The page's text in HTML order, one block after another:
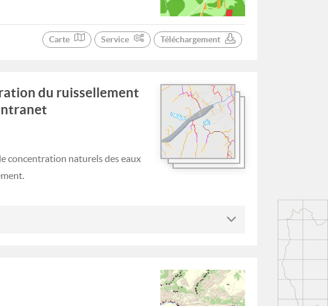
Carte Service Téléchargement
du ruissellement
concentration naturels des eaux